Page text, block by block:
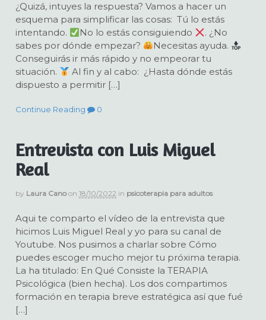
¿Quizá, intuyes la respuesta? Vamos a hacer un
esquema para simplificar las cosas: Tú lo estás
intentando.
No lo estás consiguiendo
. ¿No
sabes por dónde empezar?
Necesitas ayuda.
Conseguirás ir más rápido y no empeorar tu
situación.
Al fin y al cabo: ¿Hasta dónde estás
dispuesto a permitir […]
Continue Reading 0
Entrevista con Luis Miguel
Real
by Laura Cano on 18/10/2022 in psicoterapia para adultos
Aqui te comparto el vídeo de la entrevista que
hicimos Luis Miguel Real y yo para su canal de
Youtube. Nos pusimos a charlar sobre Cómo
puedes escoger mucho mejor tu próxima terapia.
La ha titulado: En Qué Consiste la TERAPIA
Psicológica (bien hecha). Los dos compartimos
formación en terapia breve estratégica así que fué
[…]